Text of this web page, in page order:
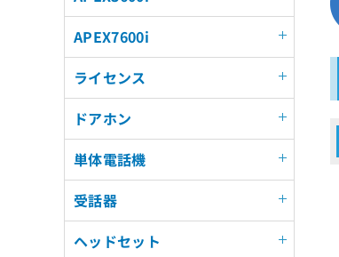
APEX7600i
ライセンス
ドアホン
単体電話機
受話器
ヘッドセット